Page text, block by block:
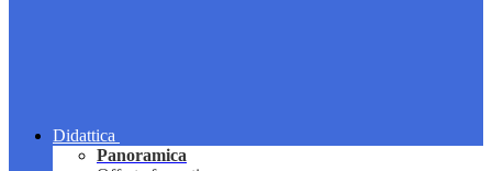
Didattica
Panoramica